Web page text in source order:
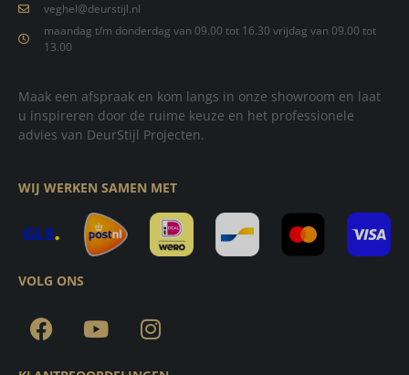
veghel@deurstijl.nl
maandag t/m donderdag van 09.00 tot 16.30 vrijdag van 09.00 tot
13.00
Maak een afspraak en kom langs in onze showroom en laat
u inspireren door de ruime keuze en het professionele
advies van DeurStijl Projecten.
WIJ WERKEN SAMEN MET
VOLG ONS